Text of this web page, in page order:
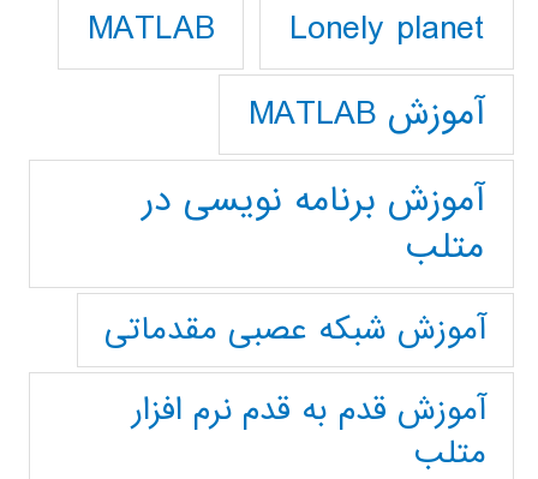
Lonely planet
MATLAB
آموزش MATLAB
آموزش برنامه نویسی در
متلب
آموزش شبکه عصبی مقدماتی
آموزش قدم به قدم نرم افزار
متلب